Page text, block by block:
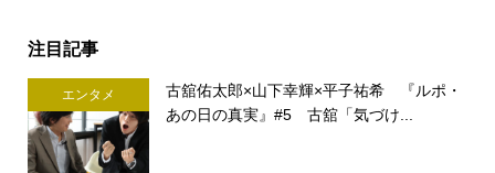
注目記事
エンタメ
古舘佑太郎×山下幸輝×平子祐希 『ルポ・
あの日の真実』#5 古舘「気づけ...